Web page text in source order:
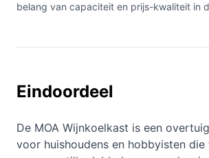
belang van capaciteit en prijs-kwaliteit in
Eindoordeel
De MOA Wijnkoelkast is een
voor huishoudens en hobbyisten die